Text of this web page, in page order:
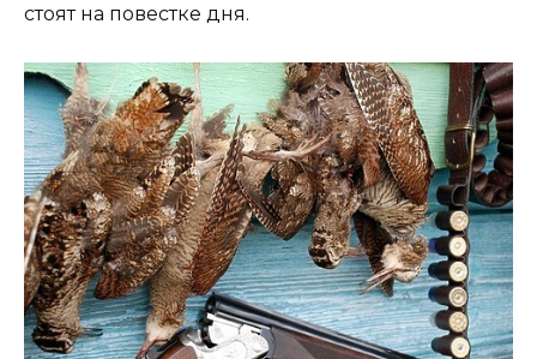
стоят на повестке дня.